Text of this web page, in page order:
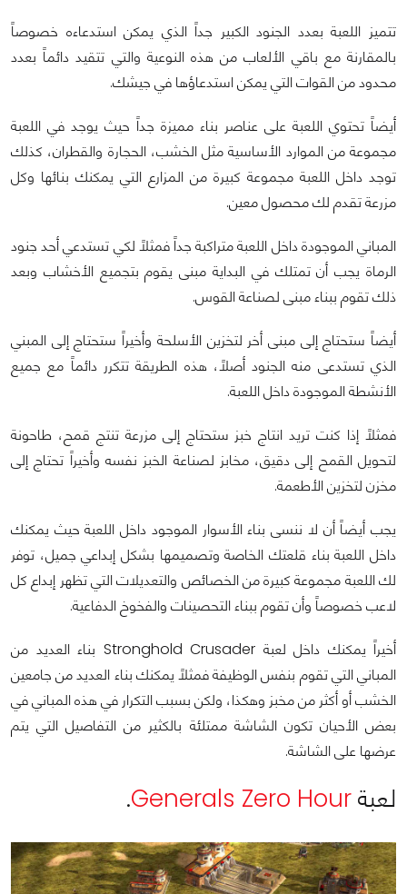
تتميز اللعبة بعدد الجنود الكبير جداً الذي يمكن استدعاءه خصوصاً
بالمقارنة مع باقي الألعاب من هذه النوعية والتي تتقيد دائماً بعدد
محدود من القوات التي يمكن استدعاؤها في جيشك.
أيضاً تحتوي اللعبة على عناصر بناء مميزة جداً حيث يوجد في اللعبة
مجموعة من الموارد الأساسية مثل الخشب، الحجارة والقطران، كذلك
توجد داخل اللعبة مجموعة كبيرة من المزارع التي يمكنك بنائها وكل
مزرعة تقدم لك محصول معين.
المباني الموجودة داخل اللعبة متراكبة جداً فمثلاً لكي تستدعي أحد جنود
الرماة يجب أن تمتلك في البداية مبنى يقوم بتجميع الأخشاب وبعد
ذلك تقوم ببناء مبنى لصناعة القوس.
أيضاً ستحتاج إلى مبنى أخر لتخزين الأسلحة وأخيراً ستحتاج إلى المبني
الذي تستدعى منه الجنود أصلاً، هذه الطريقة تتكرر دائماً مع جميع
الأنشطة الموجودة داخل اللعبة.
فمثلاً إذا كنت تريد انتاج خبز ستحتاج إلى مزرعة تنتج قمح، طاحونة
لتحويل القمح إلى دقيق، مخابز لصناعة الخبز نفسه وأخيراً تحتاج إلى
مخزن لتخزين الأطعمة.
يجب أيضاً أن لا ننسى بناء الأسوار الموجود داخل اللعبة حيث يمكنك
داخل اللعبة بناء قلعتك الخاصة وتصميمها بشكل إبداعي جميل، توفر
لك اللعبة مجموعة كبيرة من الخصائص والتعديلات التي تظهر إبداع كل
لاعب خصوصاً وأن تقوم ببناء التحصينات والفخوخ الدفاعية.
أخيراً يمكنك داخل لعبة Stronghold Crusader بناء العديد من
المباني التي تقوم بنفس الوظيفة فمثلاً يمكنك بناء العديد من جامعين
الخشب أو أكثر من مخبز وهكذا، ولكن بسبب التكرار في هذه المباني في
بعض الأحيان تكون الشاشة ممتلئة بالكثير من التفاصيل التي يتم
عرضها على الشاشة.
لعبةGenerals Zero Hour
.